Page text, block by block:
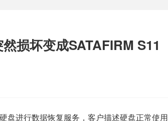
损坏变成SATAFIRM S11
盘进行数据恢复服务，客户描述硬盘正常使用